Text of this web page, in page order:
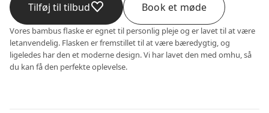
Tilføj til tilbud Book et møde
Vores bambus flaske er egnet til personlig pleje og er lavet til at være
letanvendelig. Flasken er fremstillet til at være bæredygtig, og
ligeledes har den et moderne design. Vi har lavet den med omhu, så
du kan få den perfekte oplevelse.